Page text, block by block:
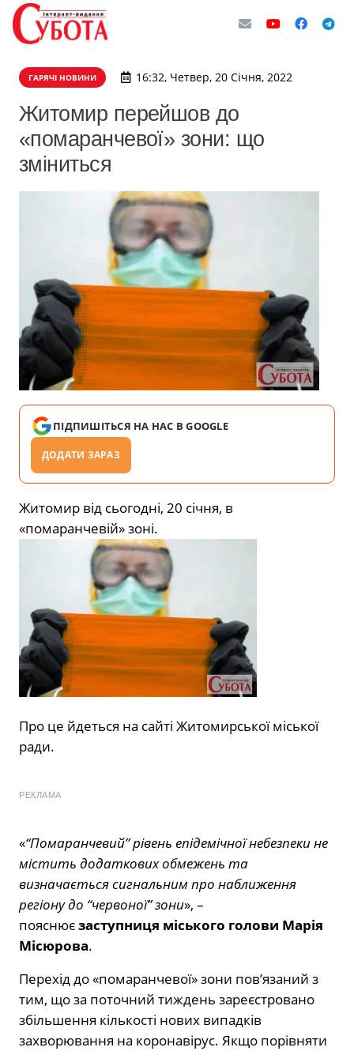
ГАРЯЧІ НОВИНИ 16:32, Четвер, 20 Січня, 2022
Житомир перейшов до
«помаранчевої» зони: що
зміниться
ПІДПИШІТЬСЯ НА НАС В GOOGLE
ДОДАТИ ЗАРАЗ
Житомир від сьогодні, 20 січня, в
«помаранчевій» зоні.
Про це йдеться на сайті Житомирської міської
ради.
РЕКЛАМА
«“Помаранчевий” рівень епідемічної небезпеки не
містить додаткових обмежень та
визначається сигнальним про наближення
регіону до “червоної” зони», –
пояснюєзаступниця міського голови Марія
Місюрова.
Перехід до «помаранчевої» зони пов’язаний з
тим, що за поточний тиждень зареєстровано
збільшення кількості нових випадків
захворювання на коронавірус. Якщо порівняти